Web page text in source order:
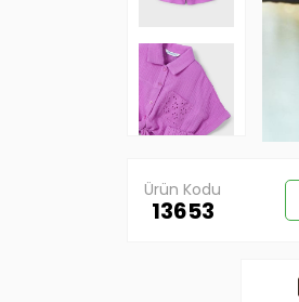
Ürün Kodu
13653